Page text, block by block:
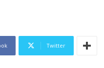
Twitter